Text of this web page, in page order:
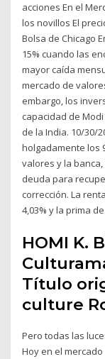
acciones En el
los novillos El
Bolsa de Chicago
15% cuando las
mayor caída
mercado de
embargo, los
capacidad de
de la India. 10/30/
holgadamente los
valores y la
deuda para
corrección. La
4,03% y la prima
HOMI K.
Título
culture
Pero todas las
Hoy en el